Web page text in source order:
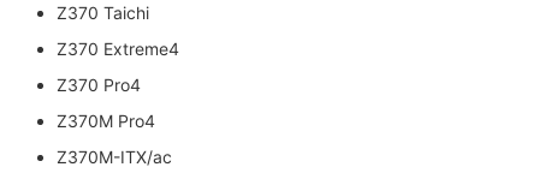
Z370 Taichi
Z370 Extreme4
Z370 Pro4
Z370M Pro4
Z370M-ITX/ac